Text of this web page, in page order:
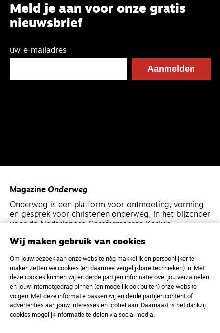
Meld je aan voor onze gratis
nieuwsbrief
uw e-mailadres
Magazine Onderweg
Onderweg is een platform voor ontmoeting, vorming
en gesprek voor christenen onderweg, in het bijzonder
voor de Nederlandse Gereformeerde Kerken.
Kvk-nummer 33277063
NL46 INGB 0117 5827 86
info@onderwegonline.nl
Wij maken gebruik van cookies
Om jouw bezoek aan onze website nóg makkelijk en persoonlijker te
maken zetten we cookies (en daarmee vergelijkbare technieken) in. Met
deze cookies kunnen wij en derde partijen informatie over jou verzamelen
en jouw internetgedrag binnen (en mogelijk ook buiten) onze website
volgen. Met deze informatie passen wij en derde partijen content of
advertenties aan jouw interesses en profiel aan. Daarnaast is het dankzij
cookies mogelijk informatie te delen via social media.